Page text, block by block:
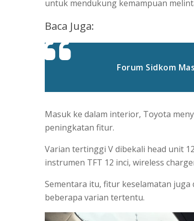
untuk mendukung kemampuan
Baca Juga:
Forum Sidkom
Masuk ke dalam interior, Toyota
peningkatan fitur.
Varian tertinggi V dibekali head unit
instrumen TFT 12 inci, wireless
Sementara itu, fitur keselamatan juga
beberapa varian tertentu.